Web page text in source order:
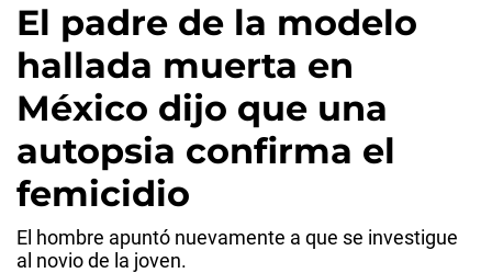
El padre de la modelo
hallada muerta en
México dijo que una
autopsia confirma el
femicidio
El hombre apuntó nuevamente a que se investigue
al novio de la joven.